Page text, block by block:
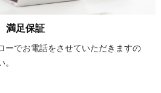
満足保証
ーでお電話をさせていただきますの